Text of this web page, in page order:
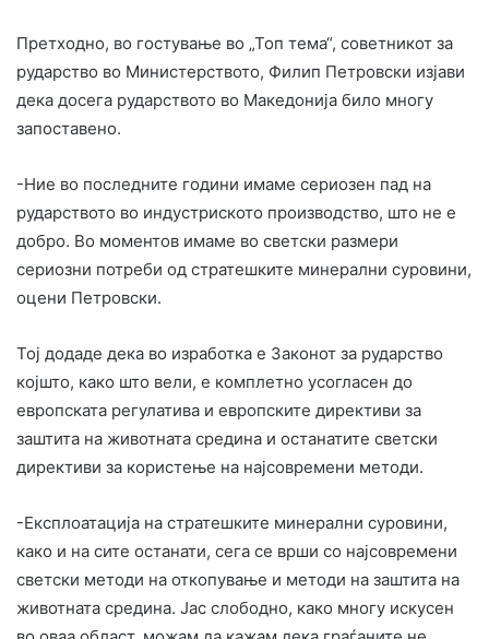
Претходно, во гостување во „Топ тема“, советникот за
рударство во Министерството, Филип Петровски изјави
дека досега рударството во Македонија било многу
запоставено.
-Ние во последните години имаме сериозен пад на
рударството во индустриското производство, што не е
добро. Во моментов имаме во светски размери
сериозни потреби од стратешките минерални суровини,
оцени Петровски.
Тој додаде дека во изработка е Законот за рударство
којшто, како што вели, е комплетно усогласен до
европската регулатива и европските директиви за
заштита на животната средина и останатите светски
директиви за користење на најсовремени методи.
-Експлоатација на стратешките минерални суровини,
како и на сите останати, сега се врши со најсовремени
светски методи на откопување и методи на заштита на
животната средина. Јас слободно, како многу искусен